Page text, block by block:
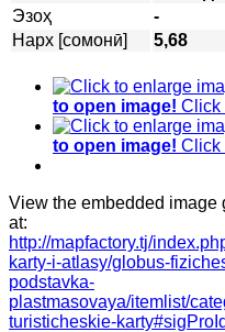
Эзоҳ
-
Нарх [сомонӣ]
5,68
to open image! Click
to open image! Click
View the embedded image
at:
http://mapfactory.tj/
karty-i-atlasy/globus-
podstavka-
plastmasovaya/itemlist/
turisticheskie-